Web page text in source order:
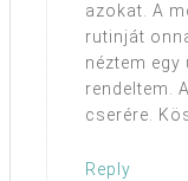
azokat. A
rutinját
néztem
rendeltem.
cserére.
Reply